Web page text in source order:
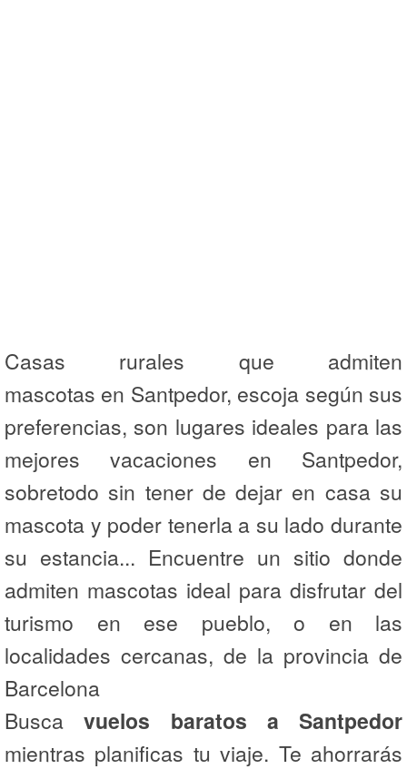
Casas rurales que admiten
mascotas en Santpedor, escoja según sus
preferencias, son lugares ideales para las
mejores vacaciones en Santpedor,
sobretodo sin tener de dejar en casa su
mascota y poder tenerla a su lado durante
su estancia... Encuentre un sitio donde
admiten mascotas ideal para disfrutar del
turismo en ese pueblo, o en las
localidades cercanas, de la provincia de
Barcelona
Buscavuelos baratos a Santpedor
mientras planificas tu viaje. Te ahorrarás